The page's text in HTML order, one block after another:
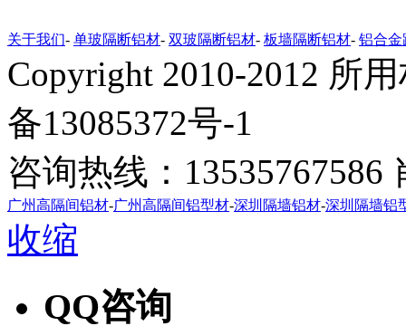
关于我们- 单玻隔断铝材- 双玻隔断铝材- 板墙隔断铝材- 铝合金
Copyright 2010-2012 所
备13085372号-1
咨询热线：13535767586
广州高隔间铝材-广州高隔间铝型材-深圳隔墙铝材-深圳隔墙铝
收缩
QQ咨询